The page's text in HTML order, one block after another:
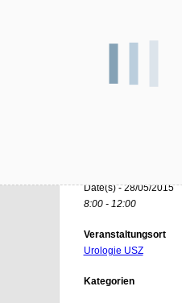
Date(s) - 28/05/2015
8:00 - 12:00
Veranstaltungsort
Urologie USZ
Kategorien